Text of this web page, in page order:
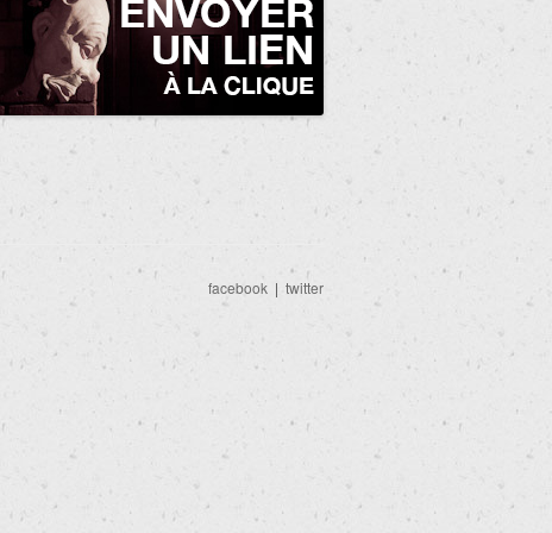
facebook | twitter